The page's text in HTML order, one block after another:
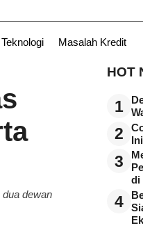
Teknologi Masalah Kredit
dewan
HOT
1
2
3
di
4